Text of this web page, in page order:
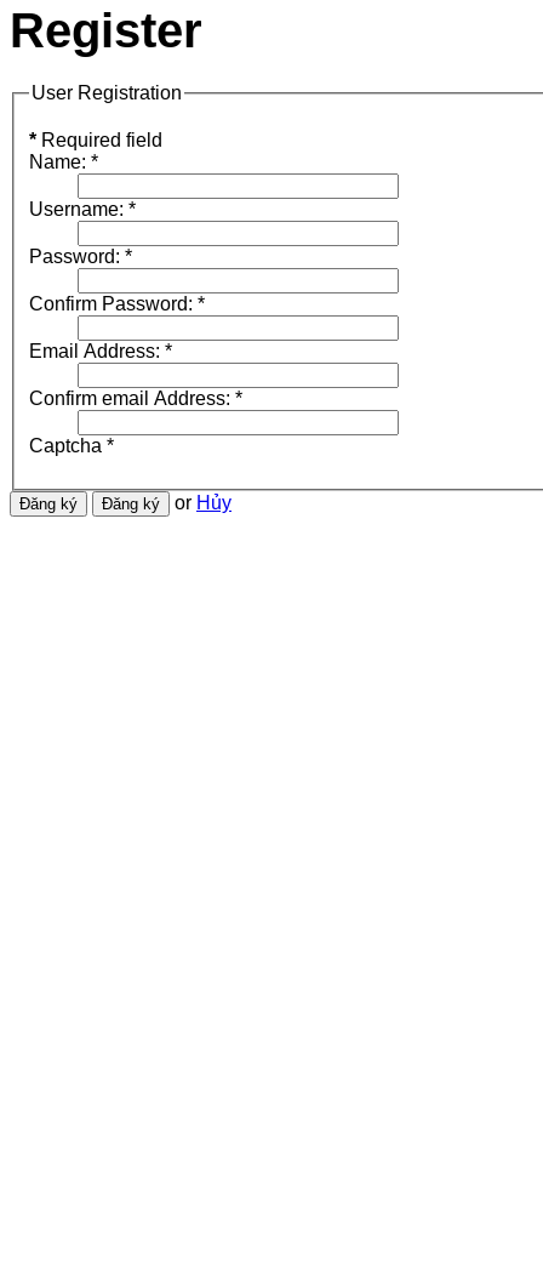
Register
User Registration
* Required field
Name: *
Username: *
Password: *
Confirm Password: *
Email Address: *
Confirm email Address: *
Captcha *
or Hủy